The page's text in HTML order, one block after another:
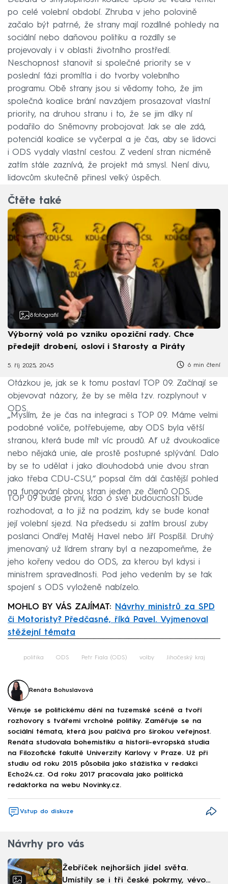
po celé volební období. Zhruba v jeho polovině
začalo být patrné, že strany mají rozdílné pohledy na
sociální nebo daňovou politiku a rozdíly se
projevovaly i v oblasti životního prostředí.
Neschopnost stanovit si společné priority se v
poslední fázi promítla i do tvorby volebního
programu. Obě strany jsou si vědomy toho, že jim
společná koalice brání navzájem prosazovat vlastní
priority, na druhou stranu i to, že se jim díky ní
podařilo do Sněmovny probojovat. Jak se ale zdá,
potenciál koalice se vyčerpal a je čas, aby se lidovci
i ODS vydaly vlastní cestou. Z vedení stran nicméně
zatím stále zaznívá, že projekt má smysl. Není divu,
lidovcům skutečně přinesl velký úspěch.
Čtěte také
8 fotografií
Výborný volá po vzniku opoziční rady. Chce
předejít drobení, osloví i Starosty a Piráty
5. říj 2025, 20:45 6 min čtení
Otázkou je, jak se k tomu postaví TOP 09. Začínají se
objevovat názory, že by se měla tzv. rozplynout v
ODS.
„Myslím, že je čas na integraci s TOP 09. Máme velmi
podobné voliče, potřebujeme, aby ODS byla větší
stranou, která bude mít víc proudů. Ať už dvoukoalice
nebo nějaká unie, ale prostě postupné splývání. Dalo
by se to udělat i jako dlouhodobá unie dvou stran
jako třeba CDU-CSU,“ popsal čím dál častější pohled
na fungování obou stran jeden ze členů ODS.
TOP 09 bude první, kdo o své budoucnosti bude
rozhodovat, a to již na podzim, kdy se bude konat
její volební sjezd. Na předsedu si zatím brousí zuby
poslanci Ondřej Matěj Havel nebo Jiří Pospíšil. Druhý
jmenovaný už lídrem strany byl a nezapomeňme, že
jeho kořeny vedou do ODS, za kterou byl kdysi i
ministrem spravedlnosti. Pod jeho vedením by se tak
spojení s ODS vyloženě nabízelo.
MOHLO BY VÁS ZAJÍMAT:
Návrhy ministrů za SPD
či Motoristy? Předčasné, říká Pavel. Vyjmenoval
stěžejní témata
politika ODS Petr Fiala (ODS) volby Jihočeský kraj
Renáta Bohuslavová
Věnuje se politickému dění na tuzemské scéně a tvoří
rozhovory s tvářemi vrcholné politiky. Zaměřuje se na
sociální témata, která jsou palčivá pro širokou veřejnost.
Renáta studovala bohemistiku a historii-evropská studia
na Filozofické fakultě Univerzity Karlovy v Praze. Už při
studiu od roku 2015 působila jako stážistka v redakci
Echo24.cz. Od roku 2017 pracovala jako politická
redaktorka na webu Novinky.cz.
Vstup do diskuze
Návrhy pro vás
Žebříček nejhorších jídel světa.
Umístily se i tři české pokrmy, vévodí